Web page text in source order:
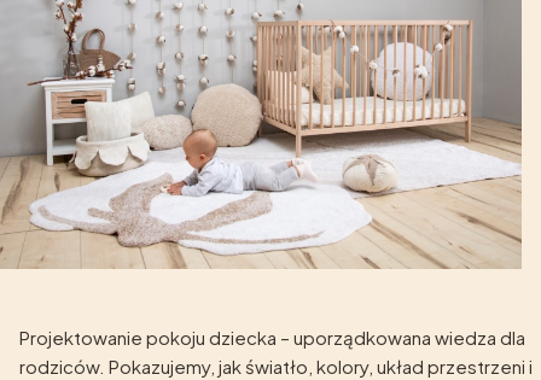
Projektowanie pokoju dziecka – uporządkowana wiedza dla
rodziców. Pokazujemy, jak światło, kolory, układ przestrzeni i